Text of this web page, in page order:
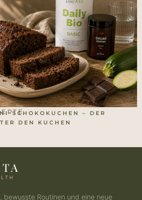
SCHOKOKUCHEN – DER
DEN KUCHEN
bewusste Routinen und eine neue